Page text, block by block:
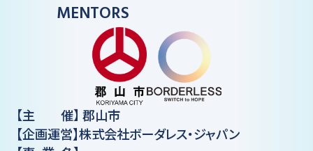
MENTORS
【主催】 郡山市
【企画運営】株式会社ボーダレス・ジャパン